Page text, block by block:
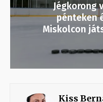
Jégkorong
pénteken
Miskolcon
Kiss